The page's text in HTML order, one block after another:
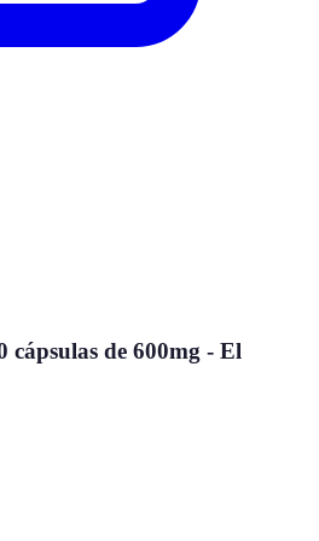
cápsulas de 600mg - El